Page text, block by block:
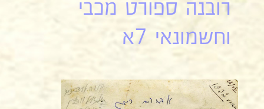
רובנה ספורט מכבי
וחשמונאי 7א